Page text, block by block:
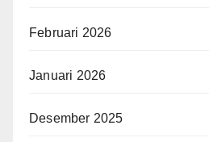
Februari 2026
Januari 2026
Desember 2025